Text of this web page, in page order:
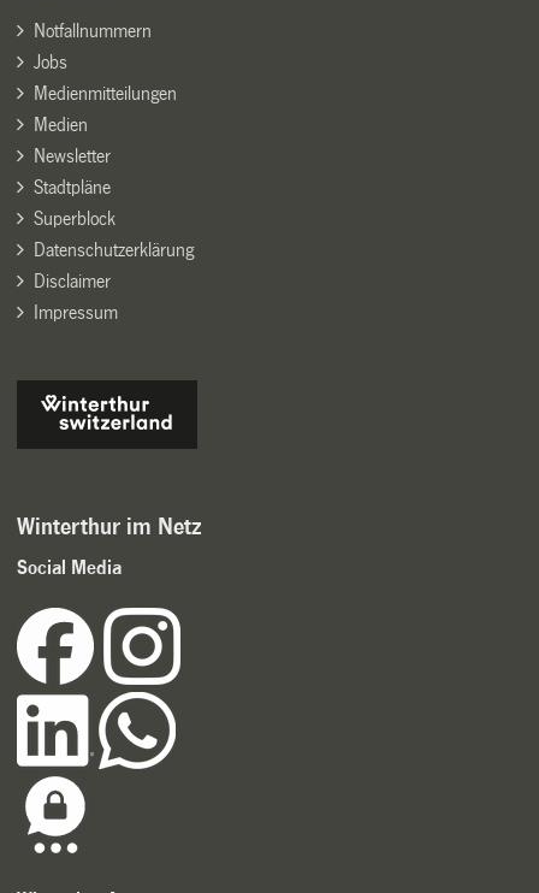
Notfallnummern
Jobs
Medienmitteilungen
Medien
Newsletter
Stadtpläne
Superblock
Datenschutzerklärung
Disclaimer
Impressum
Winterthur im Netz
Social Media